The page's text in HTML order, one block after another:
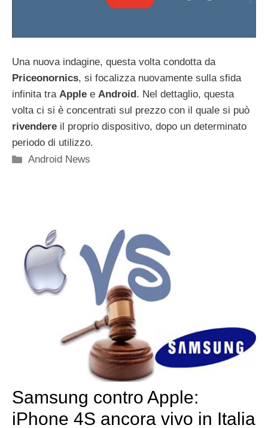
Una nuova indagine, questa volta condotta da
Priceonornics, si focalizza nuovamente sulla sfida
infinita tra Apple e Android . Nel dettaglio, questa
volta ci si è concentrati sul prezzo con il quale si può
rivendere il proprio dispositivo, dopo un determinato
periodo di utilizzo.
Categorie
Android News
Samsung contro Apple:
iPhone 4S ancora vivo in Italia